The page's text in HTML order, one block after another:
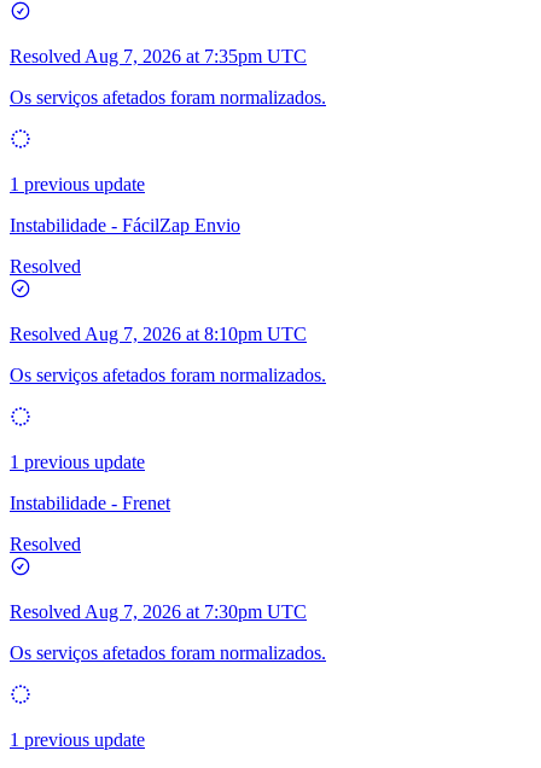
Resolved Aug 7, 2026 at 7:35pm UTC
Os serviços afetados foram normalizados.
1 previous update
Instabilidade - FácilZap Envio
Resolved
Resolved Aug 7, 2026 at 8:10pm UTC
Os serviços afetados foram normalizados.
1 previous update
Instabilidade - Frenet
Resolved
Resolved Aug 7, 2026 at 7:30pm UTC
Os serviços afetados foram normalizados.
1 previous update